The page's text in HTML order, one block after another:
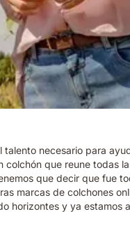
necesario para
que reune todas
que decir que fue
marcas de colchones
horizontes y ya